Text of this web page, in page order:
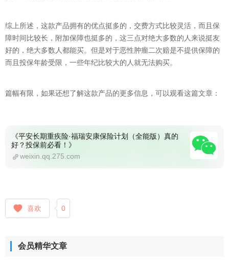
综上所述，这款产品拥有的优点挺多的，交费方式比较灵活，而且保
障时间比较长，附加保障也挺多的，这三点对绝大多数的人来说挺友
好的，绝大多数人都能买。但是对于恶性肿瘤二次赔是不提供保障的
而且投保年龄受限，一些年纪比较大的人就无法购买。
篇幅有限，如果还想了解这款产品的更多信息，可以观看这篇文章：
《平安长期重疾险·福瑞安康保险计划（全能版）真的
好？投保前必看！》
weixin.qq.275.com
喜欢 0
会员精华文章